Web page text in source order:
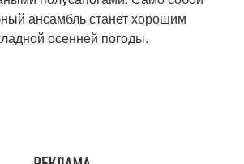
ансамбль станет хорошим
осенней погоды.